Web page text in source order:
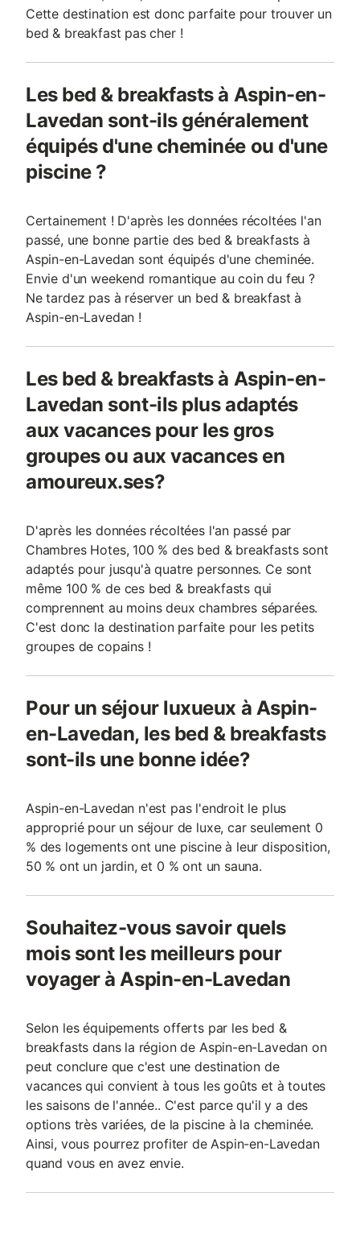
Cette destination est donc parfaite pour trouver un
bed & breakfast pas cher !
Les bed & breakfasts à Aspin-en-
Lavedan sont-ils généralement
équipés d'une cheminée ou d'une
piscine ?
Certainement ! D'après les données récoltées l'an
passé, une bonne partie des bed & breakfasts à
Aspin-en-Lavedan sont équipés d'une cheminée.
Envie d'un weekend romantique au coin du feu ?
Ne tardez pas à réserver un bed & breakfast à
Aspin-en-Lavedan !
Les bed & breakfasts à Aspin-en-
Lavedan sont-ils plus adaptés
aux vacances pour les gros
groupes ou aux vacances en
amoureux.ses?
D'après les données récoltées l'an passé par
Chambres Hotes, 100 % des bed & breakfasts sont
adaptés pour jusqu'à quatre personnes. Ce sont
même 100 % de ces bed & breakfasts qui
comprennent au moins deux chambres séparées.
C'est donc la destination parfaite pour les petits
groupes de copains !
Pour un séjour luxueux à Aspin-
en-Lavedan, les bed & breakfasts
sont-ils une bonne idée?
Aspin-en-Lavedan n'est pas l'endroit le plus
approprié pour un séjour de luxe, car seulement 0
% des logements ont une piscine à leur disposition,
50 % ont un jardin, et 0 % ont un sauna.
Souhaitez-vous savoir quels
mois sont les meilleurs pour
voyager à Aspin-en-Lavedan
Selon les équipements offerts par les bed &
breakfasts dans la région de Aspin-en-Lavedan on
peut conclure que c'est une destination de
vacances qui convient à tous les goûts et à toutes
les saisons de l'année.. C'est parce qu'il y a des
options très variées, de la piscine à la cheminée.
Ainsi, vous pourrez profiter de Aspin-en-Lavedan
quand vous en avez envie.